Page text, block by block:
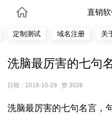
直销
定制测试 域名注册 关
洗脑最厉害的七句
日期：2018-10-29 赞 3028
洗脑最厉害的七句名言，